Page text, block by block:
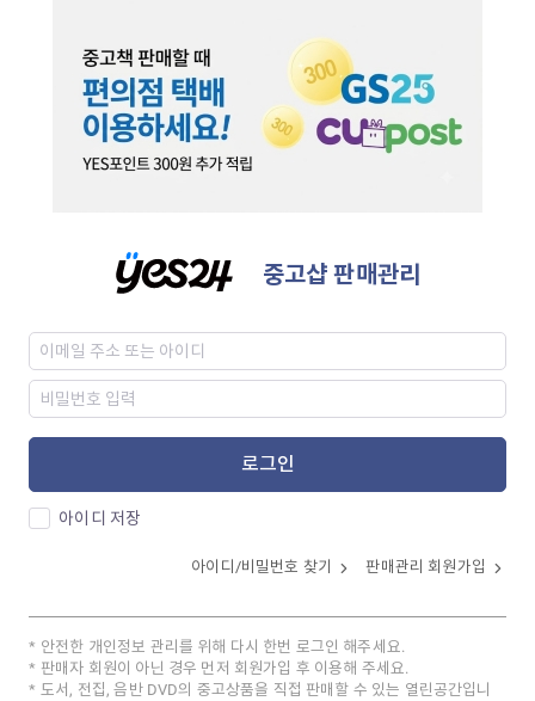
중고샵 판매관리
로그인
아이디 저장
아이디/비밀번호 찾기 판매관리 회원가입
안전한 개인정보 관리를 위해 다시 한번 로그인 해주세요.
판매자 회원이 아닌 경우 먼저 회원가입 후 이용해 주세요.
도서, 전집, 음반 DVD의 중고상품을 직접 판매할 수 있는 열린공간입니